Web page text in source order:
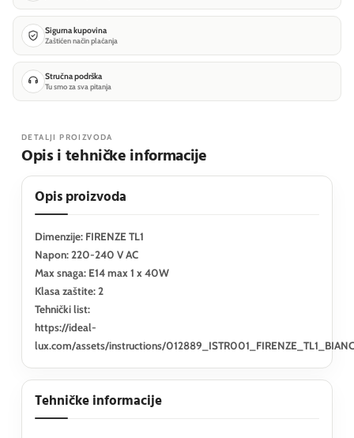
Sigurna kupovina
Zaštićen način plaćanja
Stručna podrška
Tu smo za sva pitanja
DETALJI PROIZVODA
Opis i tehničke informacije
Opis proizvoda
Dimenzije: FIRENZE TL1
Napon: 220-240 V AC
Max snaga: E14 max 1 x 40W
Klasa zaštite: 2
Tehnički list:
https://ideal-
lux.com/assets/instructions/
Tehničke informacije